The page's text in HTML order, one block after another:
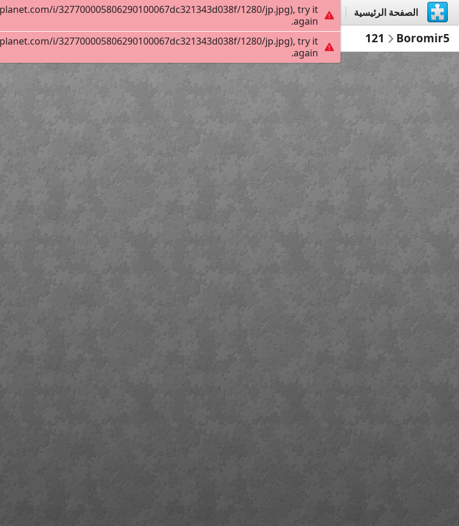
الصفحة الرئيسية إستكشاف إنشاء
Boromir5
121
i/327700005806290100067dc321343d038f/1280/jp.jpg), try it
again.
i/327700005806290100067dc321343d038f/1280/jp.jpg), try it
again.